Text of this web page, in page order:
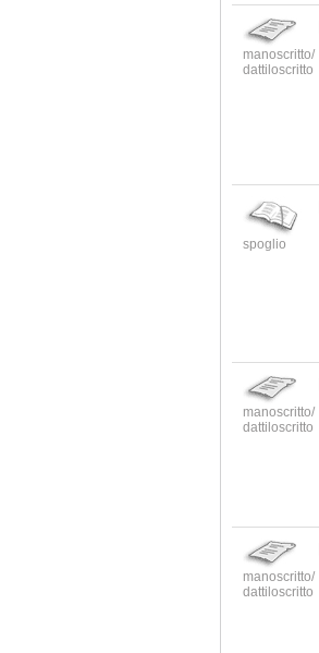
manoscritto/
dattiloscritto
spoglio
manoscritto/
dattiloscritto
manoscritto/
dattiloscritto